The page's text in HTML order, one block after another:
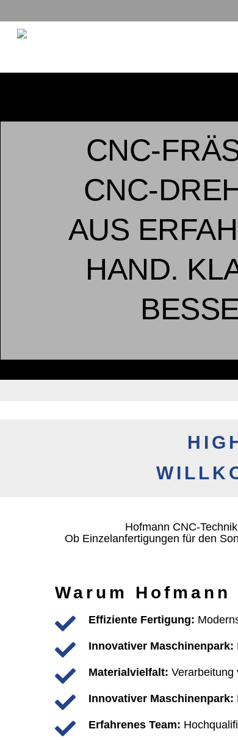
main
content
CNC-
CNC-
AUS
HAND.
Hofmann CNC-
Ob Einzelanfertigungen für den
Warum Hofmann
Effiziente Fertigung:
Innovativer Maschinenpark:
Materialvielfalt: Verarbeitung
Innovativer Maschinenpark:
Erfahrenes Team: